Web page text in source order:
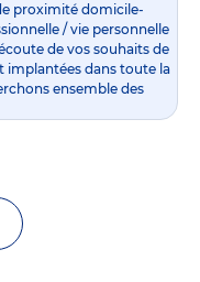
proximité domicile-
/ vie personnelle
de vos souhaits de
implantées dans toute la
ensemble des